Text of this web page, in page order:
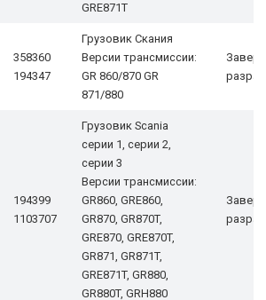
GRE871T
358360
194347
Грузовик Скания
Версии трансмиссии:
GR 860/870 GR
871/880
194399
1103707
Грузовик Scania
серии 1, серии 2,
серии 3
Версии трансмиссии:
GR860, GRE860,
GR870, GR870T,
GRE870, GRE870T,
GR871, GR871T,
GRE871T, GR880,
GR880T, GRH880